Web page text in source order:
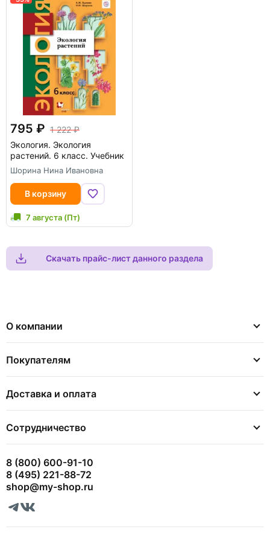
795
1 222
Экология. Экология
растений. 6 класс. Учебник
Шорина Нина Ивановна
В корзину
7 августа (Пт)
Скачать прайс-лист данного раздела
О компании
Покупателям
Доставка и оплата
Сотрудничество
8 (800) 600-91-10
8 (495) 221-88-72
shop@my-shop.ru